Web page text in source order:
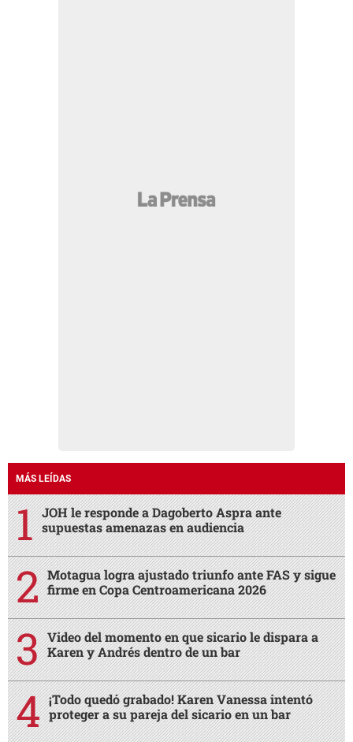
MÁS LEÍDAS
JOH le responde a Dagoberto Aspra ante
supuestas amenazas en audiencia
Motagua logra ajustado triunfo ante FAS y sigue
firme en Copa Centroamericana 2026
Video del momento en que sicario le dispara a
Karen y Andrés dentro de un bar
¡Todo quedó grabado! Karen Vanessa intentó
proteger a su pareja del sicario en un bar